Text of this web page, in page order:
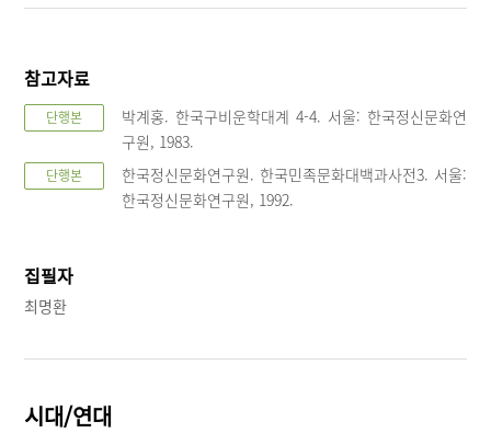
참고자료
단행본
박계홍. 한국구비운학대계 4-4. 서울: 한국정신문화연
구원, 1983.
단행본
한국정신문화연구원. 한국민족문화대백과사전3. 서울:
한국정신문화연구원, 1992.
집필자
최명환
시대/연대